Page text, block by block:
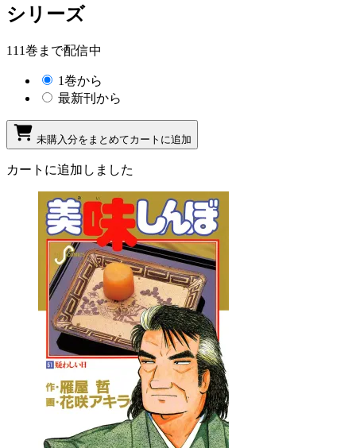
シリーズ
111巻まで配信中
1巻から
最新刊から
未購入分をまとめてカートに追加
カートに追加しました